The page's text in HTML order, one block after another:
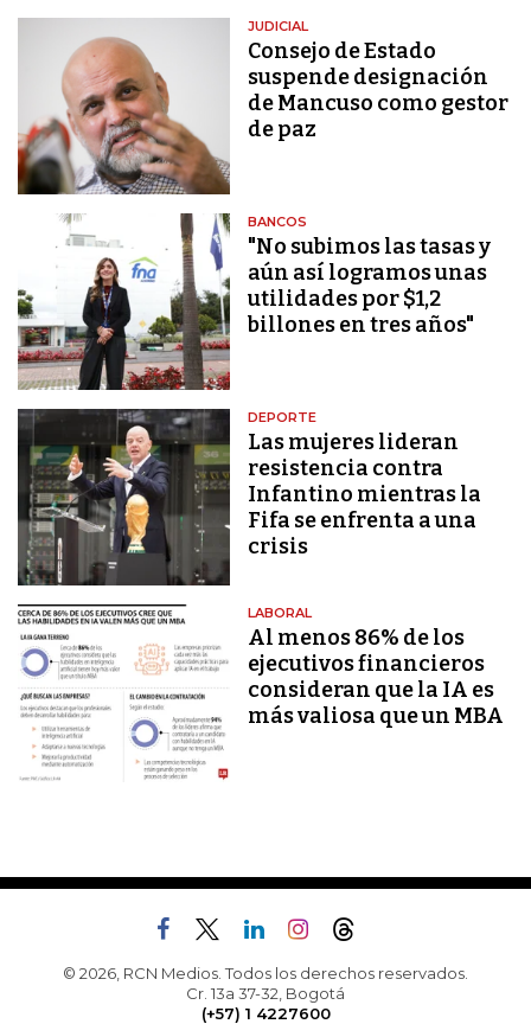
JUDICIAL
Consejo de Estado
suspende designación
de Mancuso como gestor
de paz
BANCOS
"No subimos las tasas y
aún así logramos unas
utilidades por $1,2
billones en tres años"
DEPORTE
Las mujeres lideran
resistencia contra
Infantino mientras la
Fifa se enfrenta a una
crisis
LABORAL
Al menos 86% de los
ejecutivos financieros
consideran que la IA es
más valiosa que un MBA
© 2026, RCN Medios. Todos los derechos reservados.
Cr. 13a 37-32, Bogotá
(+57) 1 4227600